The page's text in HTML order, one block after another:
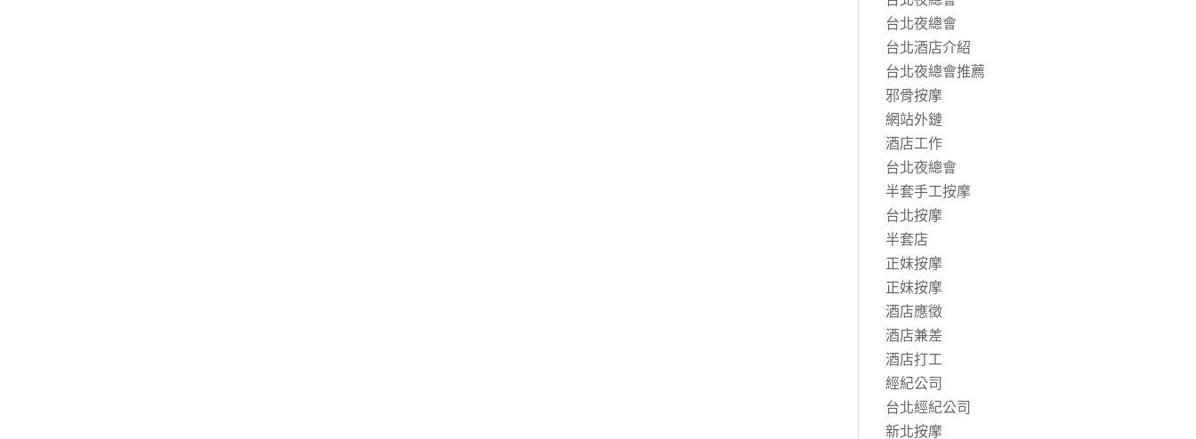
台北夜總會
台北酒店介紹
台北夜總會推薦
邪骨按摩
網站外鏈
酒店工作
台北夜總會
半套手工按摩
台北按摩
半套店
正妹按摩
正妹按摩
酒店應徵
酒店兼差
酒店打工
經紀公司
台北經紀公司
新北按摩